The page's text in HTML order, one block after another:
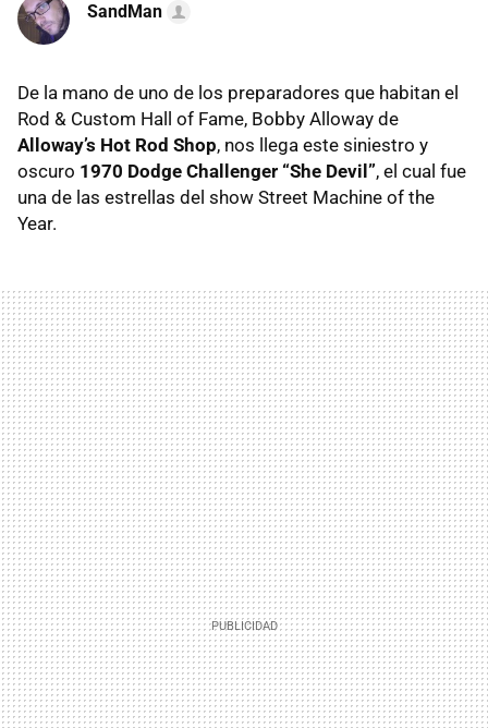
SandMan
De la mano de uno de los preparadores que habitan el
Rod & Custom Hall of Fame, Bobby Alloway de
Alloway’s Hot Rod Shop, nos llega este siniestro y
oscuro 1970 Dodge Challenger “She Devil”, el cual fue
una de las estrellas del show Street Machine of the
Year.